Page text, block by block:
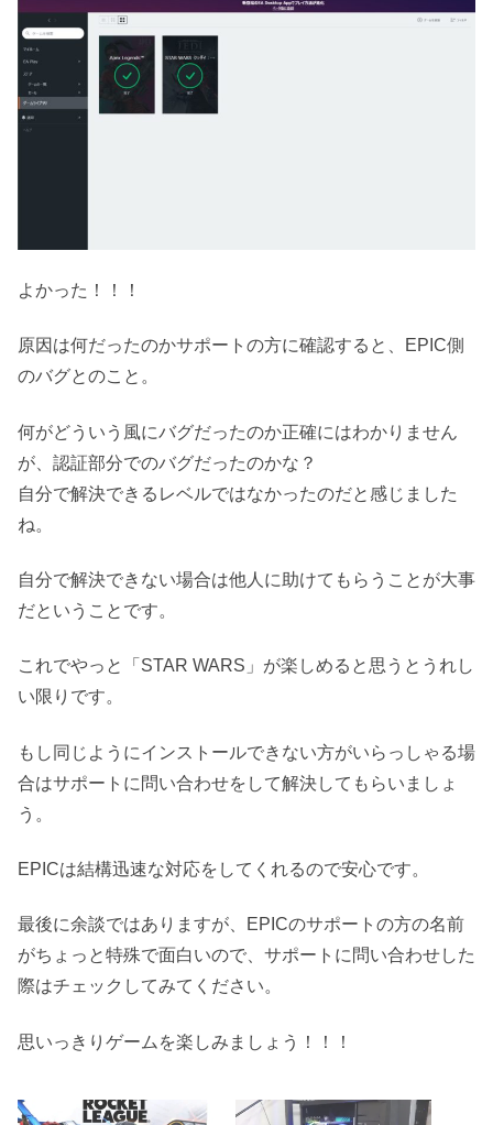
よかった！！！
原因は何だったのかサポートの方に確認すると、EPIC側
のバグとのこと。
何がどういう風にバグだったのか正確にはわかりません
が、認証部分でのバグだったのかな？
自分で解決できるレベルではなかったのだと感じました
ね。
自分で解決できない場合は他人に助けてもらうことが大事
だということです。
これでやっと「STAR WARS」が楽しめると思うとうれし
い限りです。
もし同じようにインストールできない方がいらっしゃる場
合はサポートに問い合わせをして解決してもらいましょ
う。
EPICは結構迅速な対応をしてくれるので安心です。
最後に余談ではありますが、EPICのサポートの方の名前
がちょっと特殊で面白いので、サポートに問い合わせした
際はチェックしてみてください。
思いっきりゲームを楽しみましょう！！！